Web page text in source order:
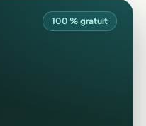
100 % gratuit